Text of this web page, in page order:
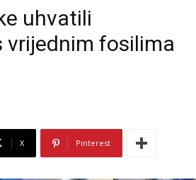
uhvatili
vrijednim fosilima
X Pinterest